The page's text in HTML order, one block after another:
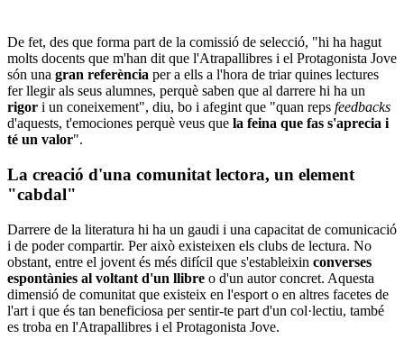
De fet, des que forma part de la comissió de selecció, "hi ha hagut
molts docents que m'han dit que l'Atrapallibres i el Protagonista Jove
són una gran referència per a ells a l'hora de triar quines lectures
fer llegir als seus alumnes, perquè saben que al darrere hi ha un
rigor i un coneixement", diu, bo i afegint que "quan reps feedbacks
d'aquests, t'emociones perquè veus que la feina que fas s'aprecia i
té un valor".
La creació d'una comunitat lectora, un element
"cabdal"
Darrere de la literatura hi ha un gaudi i una capacitat de comunicació
i de poder compartir. Per això existeixen els clubs de lectura. No
obstant, entre el jovent és més difícil que s'estableixin converses
espontànies al voltant d'un llibre o d'un autor concret. Aquesta
dimensió de comunitat que existeix en l'esport o en altres facetes de
l'art i que és tan beneficiosa per sentir-te part d'un col·lectiu, també
es troba en l'Atrapallibres i el Protagonista Jove.